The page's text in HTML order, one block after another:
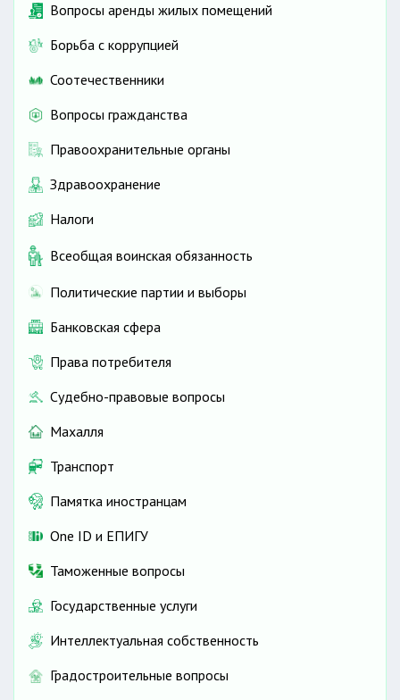
Вопросы аренды жилых помещений
Борьба с коррупцией
Соотечественники
Вопросы гражданства
Правоохранительные органы
Здравоохранение
Налоги
Всеобщая воинская обязанность
Политические партии и выборы
Банковская сфера
Права потребителя
Судебно-правовые вопросы
Махалля
Транспорт
Памятка иностранцам
One ID и ЕПИГУ
Таможенные вопросы
Государственные услуги
Интеллектуальная собственность
Градостроительные вопросы